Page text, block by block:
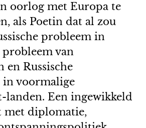
oorlog met Europa te
als Poetin dat al zou
probleem in
probleem van
en Russische
voormalige
landen. Een ingewikkeld
met diplomatie,